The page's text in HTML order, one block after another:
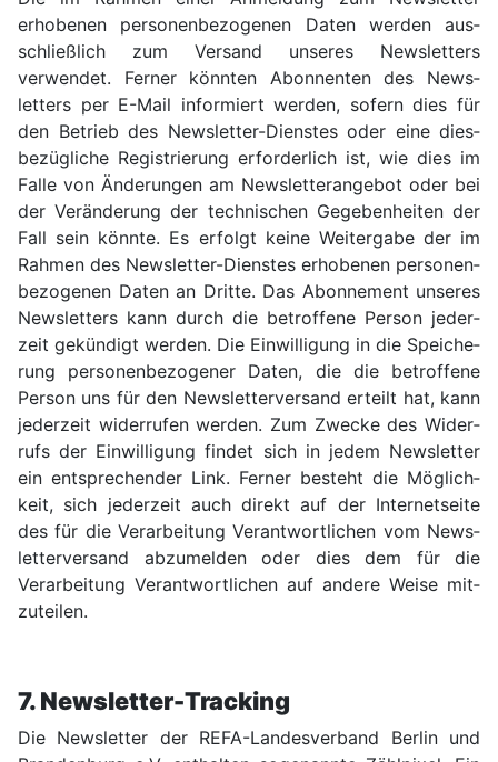
erhobenen personen­bezogenen Daten werden aus­
schließ­lich zum Versand unseres News­letters
verwendet. Ferner könnten Abonnenten des News­
letters per E-Mail infor­miert werden, sofern dies für
den Betrieb des News­letter-Dienstes oder eine dies­
bezüg­liche Re­gistrie­rung erforder­lich ist, wie dies im
Falle von Ände­rungen am News­letterangebot oder bei
der Verän­derung der technischen Gegeben­heiten der
Fall sein könnte. Es erfolgt keine Weiter­gabe der im
Rahmen des News­letter-Dienstes erhobenen personen­
bezogenen Daten an Dritte. Das Abonnement unseres
News­letters kann durch die betroffene Person jeder­
zeit gekün­digt werden. Die Ein­willi­gung in die Speiche­
rung personen­bezogener Daten, die die betroffene
Person uns für den News­letter­versand erteilt hat, kann
jeder­zeit wider­rufen werden. Zum Zwecke des Wider­
rufs der Ein­willi­gung findet sich in jedem News­letter
ein entspre­chender Link. Ferner besteht die Mög­lich­
keit, sich jeder­zeit auch direkt auf der Internet­seite
des für die Verarbei­tung Verant­wortlichen vom News­
letter­versand abzumelden oder dies dem für die
Verarbei­tung Verant­wortlichen auf andere Weise mit­
zuteilen.
7. News­letter-Tracking
Die News­letter der REFA-Landes­verband Berlin und